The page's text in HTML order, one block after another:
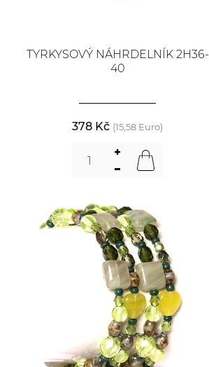
TYRKYSOVÝ NÁHRDELNÍK 2H36-
40
378 Kč (15,58 Euro)